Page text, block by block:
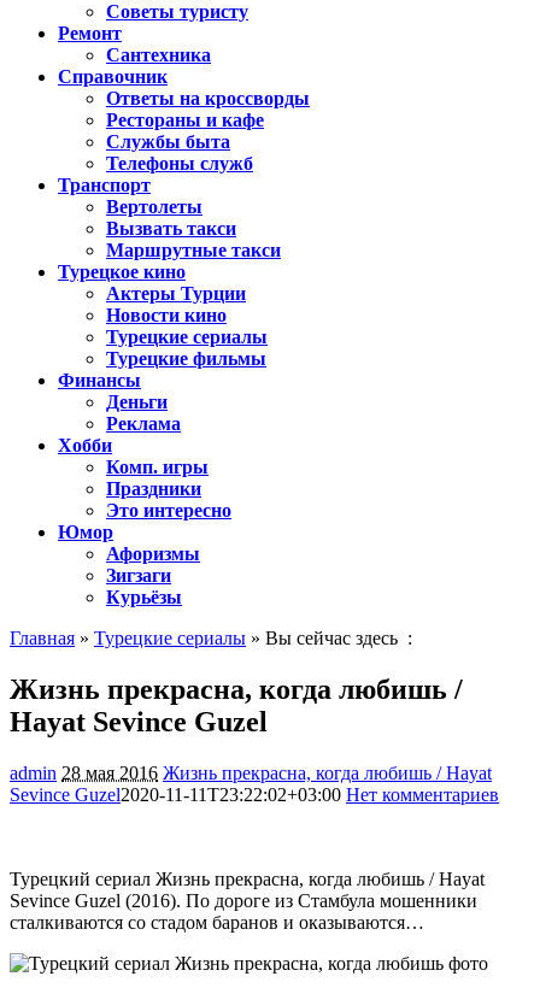
Советы туристу
Ремонт
Сантехника
Справочник
Ответы на кроссворды
Рестораны и кафе
Службы быта
Телефоны служб
Транспорт
Вертолеты
Вызвать такси
Маршрутные такси
Турецкое кино
Актеры Турции
Новости кино
Турецкие сериалы
Турецкие фильмы
Финансы
Деньги
Реклама
Хобби
Комп. игры
Праздники
Это интересно
Юмор
Афоризмы
Зигзаги
Курьёзы
Главная » Турецкие сериалы » Вы сейчас здесь :
Жизнь прекрасна, когда любишь /
Hayat Sevince Guzel
admin 28 мая 2016 Жизнь прекрасна, когда любишь / Hayat
Sevince Guzel2020-11-11T23:22:02+03:00 Нет комментариев
Турецкий сериал Жизнь прекрасна, когда любишь / Hayat
Sevince Guzel (2016). По дороге из Стамбула мошенники
сталкиваются со стадом баранов и оказываются…